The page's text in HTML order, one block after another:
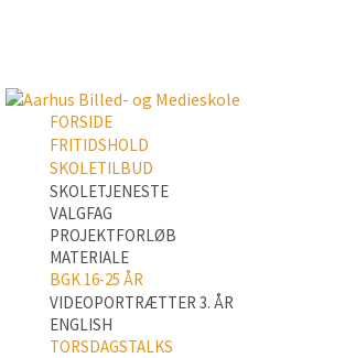
FORSIDE
FRITIDSHOLD
SKOLETILBUD
SKOLETJENESTE
VALGFAG
PROJEKTFORLØB
MATERIALE
BGK 16-25 ÅR
VIDEOPORTRÆTTER 3. ÅR
ENGLISH
TORSDAGSTALKS